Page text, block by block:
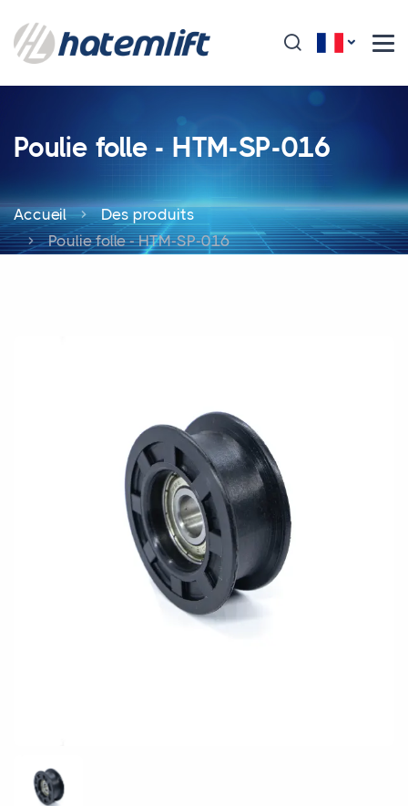
Poulie folle - HTM-SP-016
Accueil
Des produits
Poulie folle - HTM-SP-016